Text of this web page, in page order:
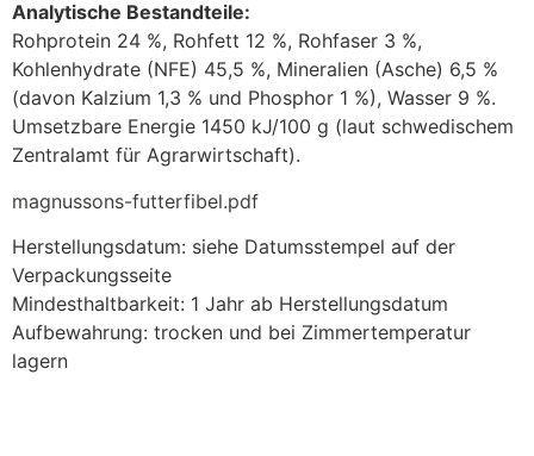
Analytische Bestandteile:
Rohprotein 24 %, Rohfett 12 %, Rohfaser 3 %,
Kohlenhydrate (NFE) 45,5 %, Mineralien (Asche) 6,5 %
(davon Kalzium 1,3 % und Phosphor 1 %), Wasser 9 %.
Umsetzbare Energie 1450 kJ/100 g (laut schwedischem
Zentralamt für Agrarwirtschaft).
magnussons-futterfibel.pdf
Herstellungsdatum: siehe Datumsstempel auf der
Verpackungsseite
Mindesthaltbarkeit: 1 Jahr ab Herstellungsdatum
Aufbewahrung: trocken und bei Zimmertemperatur
lagern